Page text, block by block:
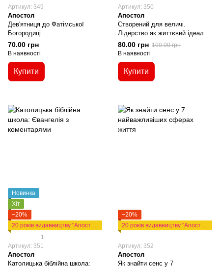
Артикул: 349
Апостол
Дев'ятниця до Фатімської
Богородиці
70.00 грн
В наявності
Купити
Артикул: 350
Апостол
Створений для величі.
Лідерство як життєвий ідеал
80.00 грн 100.00 грн
В наявності
Купити
Новинка
Хіт
−20%
20 років видавництву "Апостол"
1
Артикул: 351
Апостол
Католицька біблійна школа:
−20%
20 років видавництву "Апостол"
Артикул: 352
Апостол
Як знайти сенс у 7